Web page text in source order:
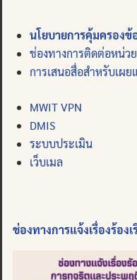
นโยบายการคุ้มครอง
ช่องทางการติดต่อหน่ว
การเสนอสื่อสำหรับเผ
MWIT VPN
DMIS
ระบบประเมิน
เว็บเมล
ช่องทางการแจ้งเรื่องร้องเ